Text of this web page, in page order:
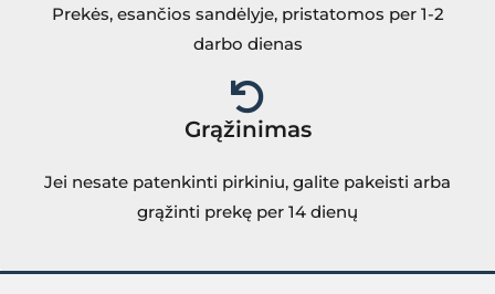
Prekės, esančios sandėlyje, pristatomos per 1-2
darbo dienas
Grąžinimas
Jei nesate patenkinti pirkiniu, galite pakeisti arba
grąžinti prekę per 14 dienų